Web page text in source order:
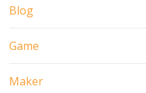
Blog
Game
Maker